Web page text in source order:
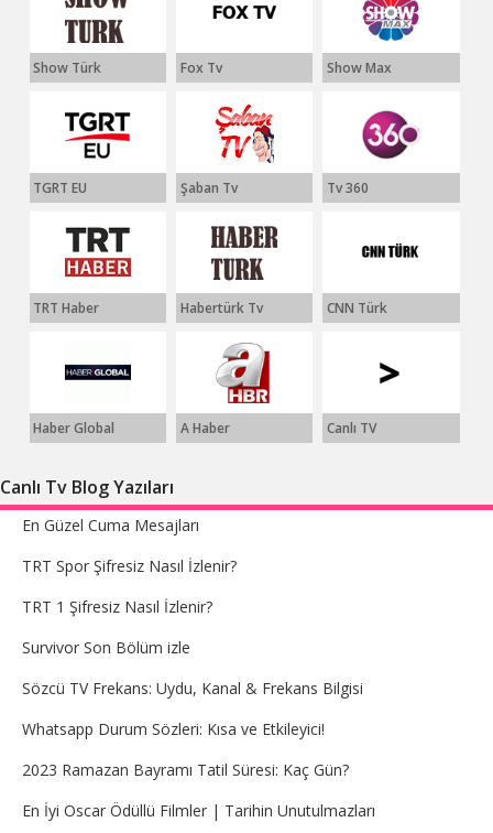
Show Türk Fox Tv Show Max
TGRT EU Şaban Tv Tv 360
TRT Haber Habertürk Tv CNN Türk
Haber Global A Haber Canlı TV
Canlı Tv Blog Yazıları
En Güzel Cuma Mesajları
TRT Spor Şifresiz Nasıl İzlenir?
TRT 1 Şifresiz Nasıl İzlenir?
Survivor Son Bölüm izle
Sözcü TV Frekans: Uydu, Kanal & Frekans Bilgisi
Whatsapp Durum Sözleri: Kısa ve Etkileyici!
2023 Ramazan Bayramı Tatil Süresi: Kaç Gün?
En İyi Oscar Ödüllü Filmler | Tarihin Unutulmazları